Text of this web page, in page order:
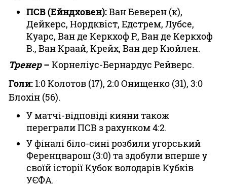
ПСВ (Ейндховен):Ван Беверен (к),
Дейкерс, Нордквіст, Едстрем, Лубсе,
Куарс, Ван де Керкхоф Р., Ван де Керкхоф
В., Ван Краай, Крейх, Ван дер Кюйлен.
Тренер– Корнеліус-Бернардус Рейверс.
Голи: 1:0 Колотов (17), 2:0 Онищенко (31), 3:0
Блохін (56).
У матчі-відповіді кияни також
переграли ПСВ з рахунком 4:2.
У фіналі біло-сині розбили угорський
Ференцварош (3:0) та здобули вперше у
своїй історії Кубок володарів Кубків
УЄФА.